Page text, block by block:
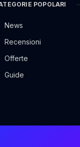
POPOLARI
News
Recensioni
Offerte
Guide